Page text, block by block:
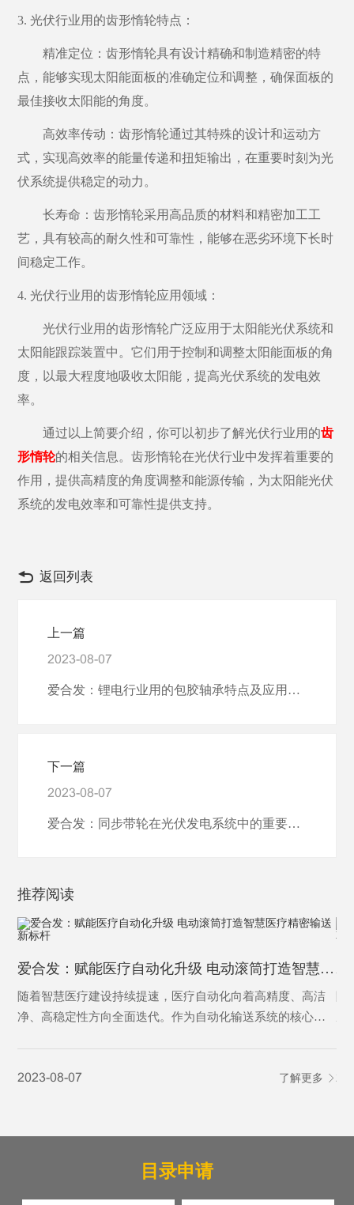
3. 光伏行业用的齿形惰轮特点：
精准定位：齿形惰轮具有设计精确和制造精密的特
点，能够实现太阳能面板的准确定位和调整，确保面板的
最佳接收太阳能的角度。
高效率传动：齿形惰轮通过其特殊的设计和运动方
式，实现高效率的能量传递和扭矩输出，在重要时刻为光
伏系统提供稳定的动力。
长寿命：齿形惰轮采用高品质的材料和精密加工工
艺，具有较高的耐久性和可靠性，能够在恶劣环境下长时
间稳定工作。
4. 光伏行业用的齿形惰轮应用领域：
光伏行业用的齿形惰轮广泛应用于太阳能光伏系统和
太阳能跟踪装置中。它们用于控制和调整太阳能面板的角
度，以最大程度地吸收太阳能，提高光伏系统的发电效
率。
通过以上简要介绍，你可以初步了解光伏行业用的齿
形惰轮的相关信息。齿形惰轮在光伏行业中发挥着重要的
作用，提供高精度的角度调整和能源传输，为太阳能光伏
系统的发电效率和可靠性提供支持。
返回列表
上一篇
2023-08-07
爱合发：锂电行业用的包胶轴承特点及应用领域
下一篇
2023-08-07
爱合发：同步带轮在光伏发电系统中的重要作用
推荐阅读
爱合发：赋能医疗自动化升级 电动滚筒打造智慧医疗精密输送新标杆
随着智慧医疗建设持续提速，医疗自动化向着高精度、高洁
净、高稳定性方向全面迭代。作为自动化输送系统的核心动
流、医疗特种转运等多个医疗细分场景，成为助力医疗行业
2023-08-07 了解更多
产
目录申请